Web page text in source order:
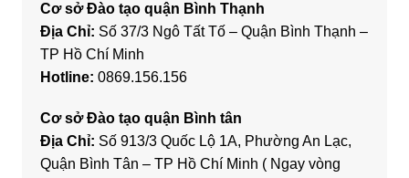
Cơ sở Đào tạo quận Bình Thạnh
Địa Chỉ: Số 37/3 Ngô Tất Tố – Quận Bình Thạnh –
TP Hồ Chí Minh
Hotline: 0869.156.156
Cơ sở Đào tạo quận Bình tân
Địa Chỉ: Số 913/3 Quốc Lộ 1A, Phường An Lạc,
Quận Bình Tân – TP Hồ Chí Minh ( Ngay vòng